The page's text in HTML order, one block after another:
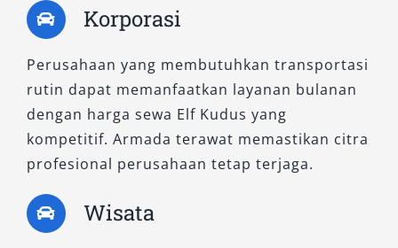
Korporasi
Perusahaan yang membutuhkan transportasi
rutin dapat memanfaatkan layanan bulanan
dengan harga sewa Elf Kudus yang
kompetitif. Armada terawat memastikan citra
profesional perusahaan tetap terjaga.
Wisata